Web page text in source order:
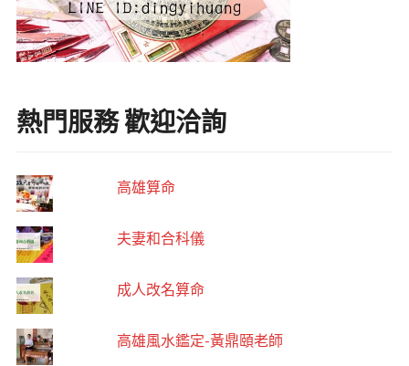
熱門服務 歡迎洽詢
高雄算命
夫妻和合科儀
成人改名算命
高雄風水鑑定-黃鼎頤老師